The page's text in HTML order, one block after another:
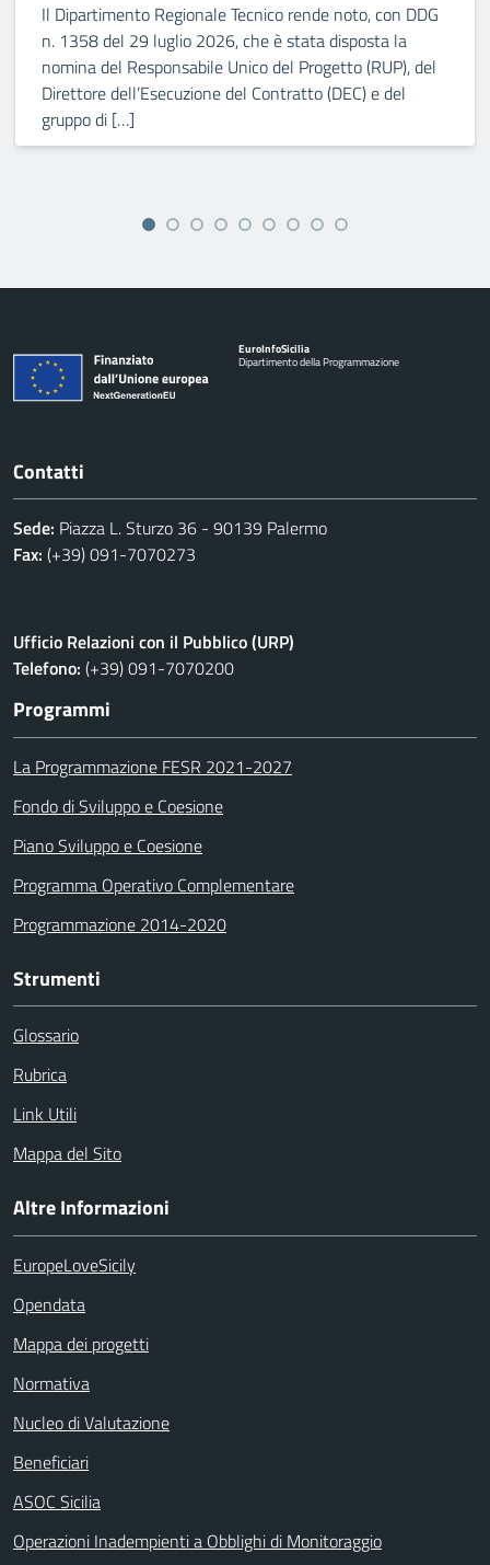
Il Dipartimento Regionale Tecnico rende noto, con DDG
n. 1358 del 29 luglio 2026, che è stata disposta la
nomina del Responsabile Unico del Progetto (RUP), del
Direttore dell’Esecuzione del Contratto (DEC) e del
gruppo di […]
EuroInfoSicilia
Dipartimento della Programmazione
Contatti
Sede: Piazza L. Sturzo 36 - 90139 Palermo
Fax: (+39) 091-7070273
Ufficio Relazioni con il Pubblico (URP)
Telefono: (+39) 091-7070200
Programmi
La Programmazione FESR 2021-2027
Fondo di Sviluppo e Coesione
Piano Sviluppo e Coesione
Programma Operativo Complementare
Programmazione 2014-2020
Strumenti
Glossario
Rubrica
Link Utili
Mappa del Sito
Altre Informazioni
EuropeLoveSicily
Opendata
Mappa dei progetti
Normativa
Nucleo di Valutazione
Beneficiari
ASOC Sicilia
Operazioni Inadempienti a Obblighi di Monitoraggio